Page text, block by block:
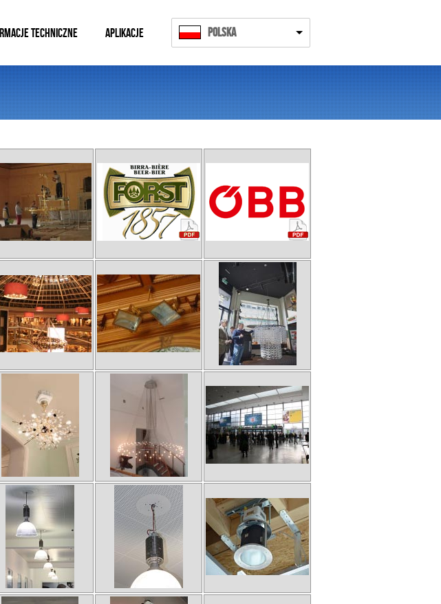
Polska
TECHNICZNE APLIKACJE